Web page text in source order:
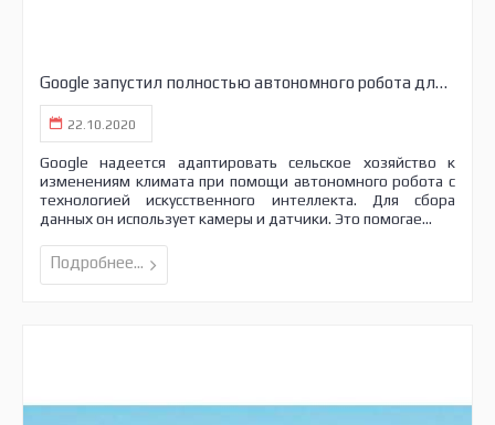
Google запустил полностью автономного робота для анализа посевов
22.10.2020
Google надеется адаптировать сельское хозяйство к
изменениям климата при помощи автономного робота с
технологией искусственного интеллекта. Для сбора
данных он использует камеры и датчики. Это помогае...
Подробнее...